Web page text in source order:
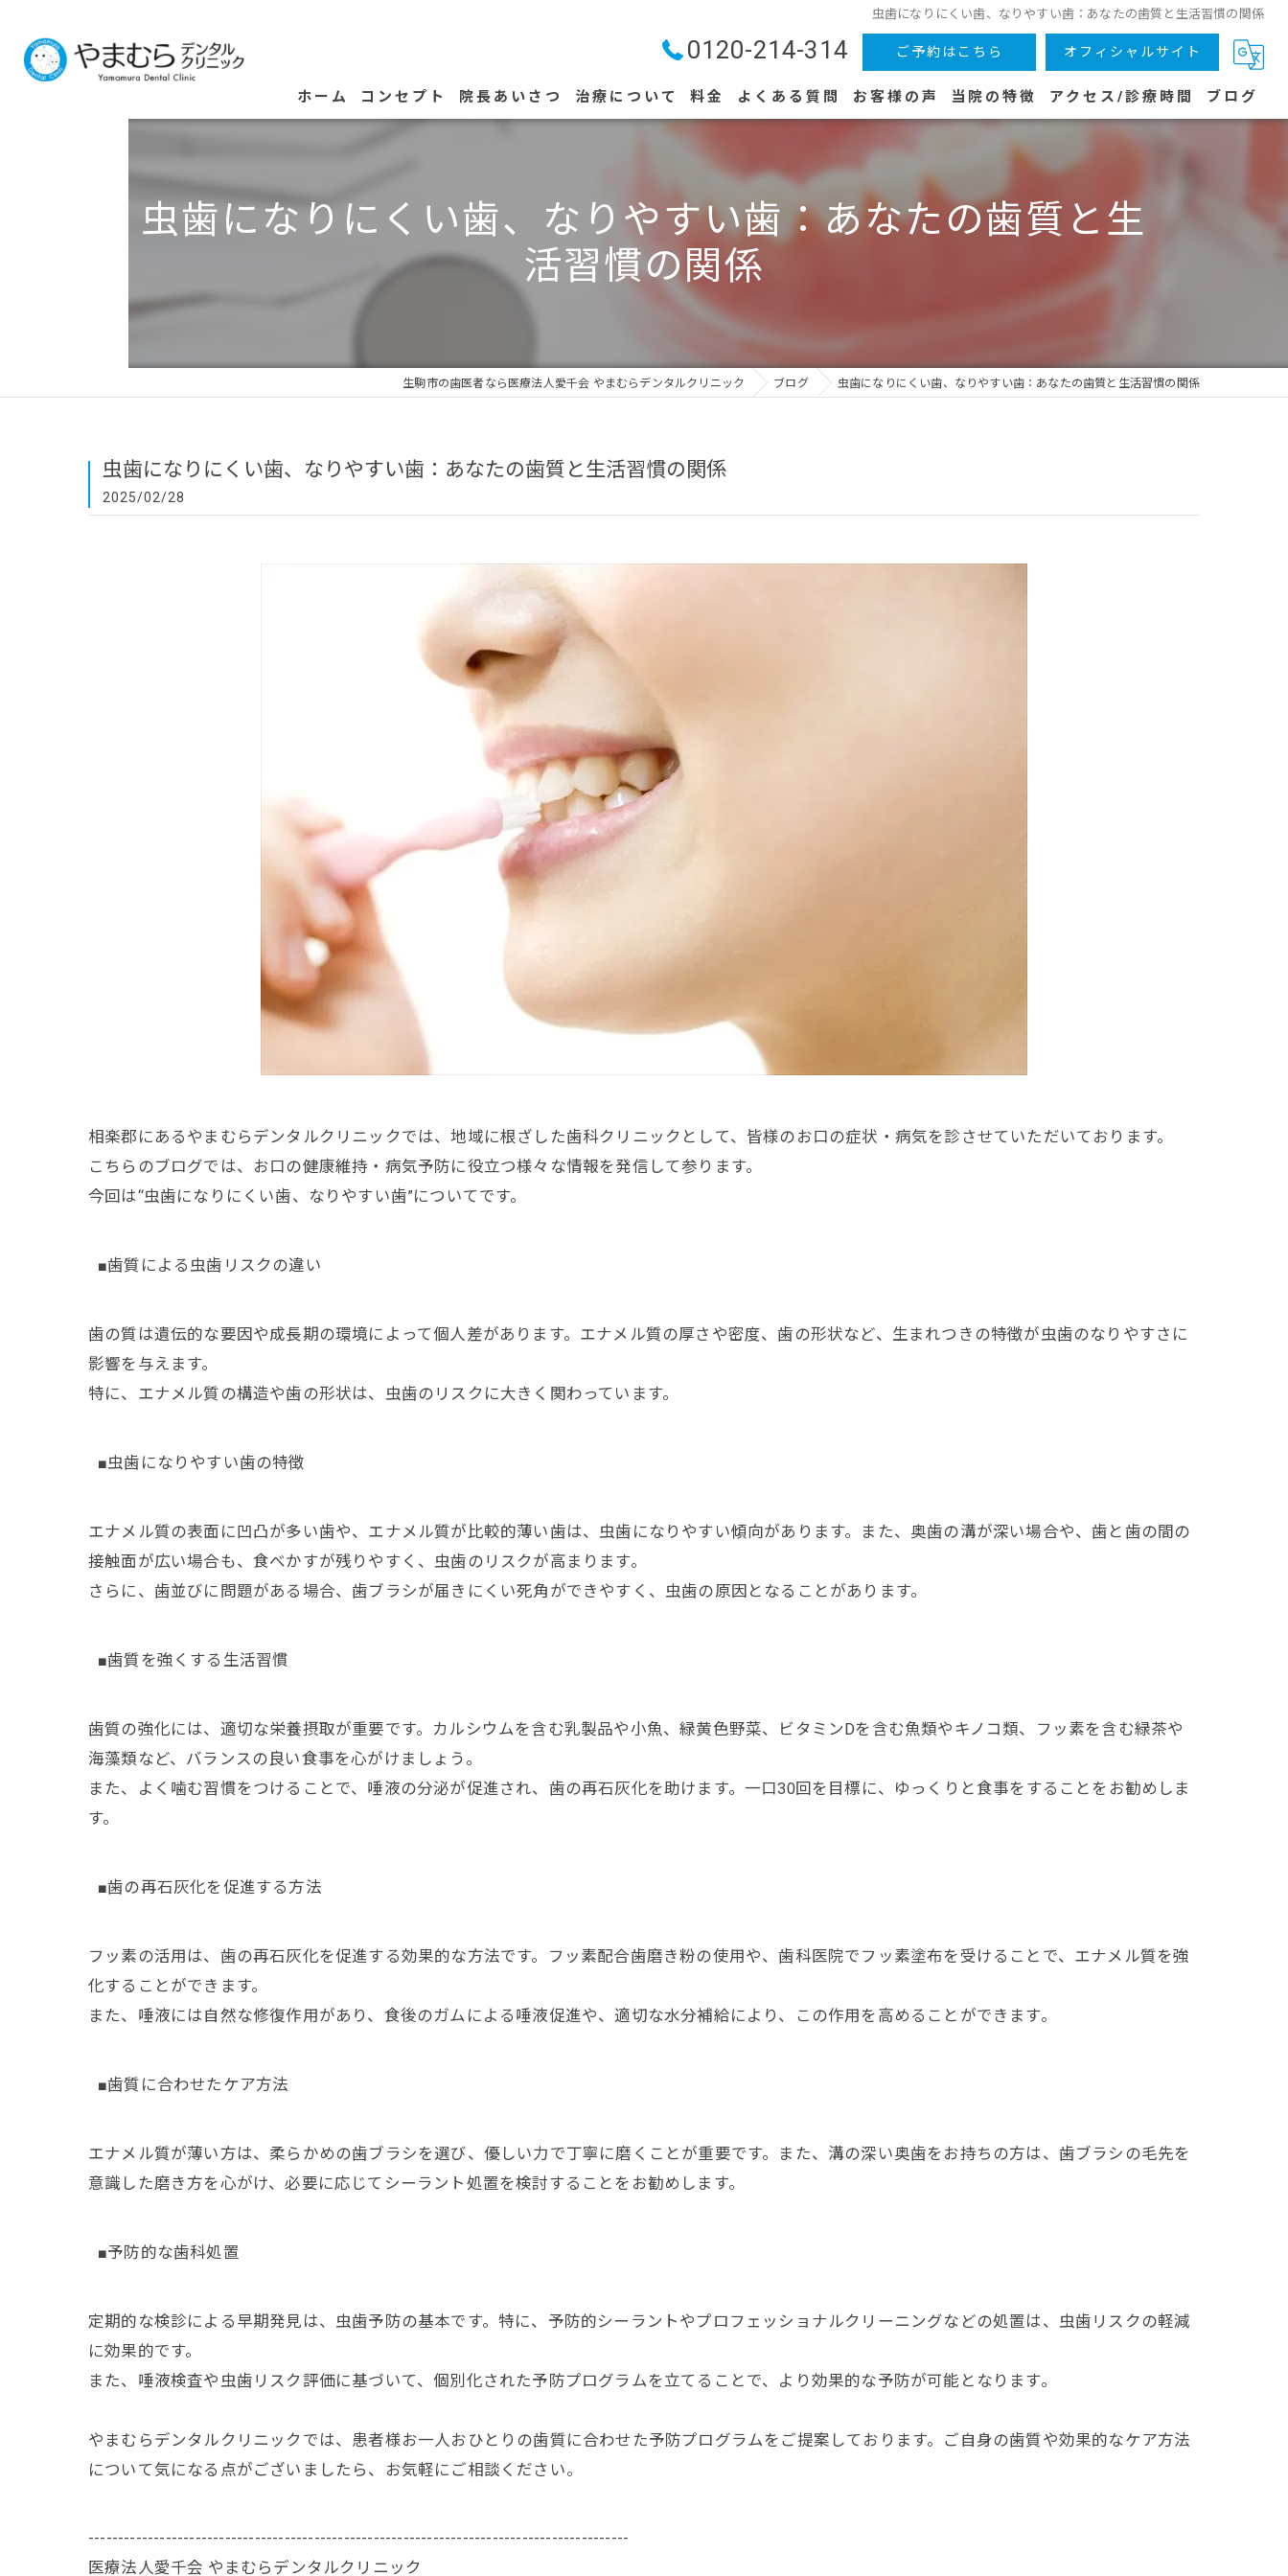
虫歯になりにくい歯、なりやすい歯：あなたの歯質と生活習慣の関係
0120-214-314 ご予約はこちら オフィシャルサイト
ホーム コンセプト 院長あいさつ 治療について 料金 よくある質問 お客様の声 当院の特徴
虫歯
アクセス/診療時間 ブログ
虫歯になりにくい歯、なりやすい歯：あなたの歯質と生
活習慣の関係
生駒市の歯医者なら医療法人愛千会 やまむらデンタルクリニック ブログ 虫歯になりにくい歯、なりやすい歯：あなたの歯質と生活習慣の関係
虫歯になりにくい歯、なりやすい歯：あなたの歯質と生活習慣の関係
2025/02/28
相楽郡にあるやまむらデンタルクリニックでは、地域に根ざした歯科クリニックとして、皆様のお口の症状・病気を診させていただいております。
こちらのブログでは、お口の健康維持・病気予防に役立つ様々な情報を発信して参ります。
今回は“虫歯になりにくい歯、なりやすい歯”についてです。
■歯質による虫歯リスクの違い
歯の質は遺伝的な要因や成長期の環境によって個人差があります。エナメル質の厚さや密度、歯の形状など、生まれつきの特徴が虫歯のなりやすさに
影響を与えます。
特に、エナメル質の構造や歯の形状は、虫歯のリスクに大きく関わっています。
■虫歯になりやすい歯の特徴
エナメル質の表面に凹凸が多い歯や、エナメル質が比較的薄い歯は、虫歯になりやすい傾向があります。また、奥歯の溝が深い場合や、歯と歯の間の
接触面が広い場合も、食べかすが残りやすく、虫歯のリスクが高まります。
さらに、歯並びに問題がある場合、歯ブラシが届きにくい死角ができやすく、虫歯の原因となることがあります。
■歯質を強くする生活習慣
歯質の強化には、適切な栄養摂取が重要です。カルシウムを含む乳製品や小魚、緑黄色野菜、ビタミンDを含む魚類やキノコ類、フッ素を含む緑茶や
海藻類など、バランスの良い食事を心がけましょう。
また、よく噛む習慣をつけることで、唾液の分泌が促進され、歯の再石灰化を助けます。一口30回を目標に、ゆっくりと食事をすることをお勧めしま
す。
■歯の再石灰化を促進する方法
フッ素の活用は、歯の再石灰化を促進する効果的な方法です。フッ素配合歯磨き粉の使用や、歯科医院でフッ素塗布を受けることで、エナメル質を強
化することができます。
また、唾液には自然な修復作用があり、食後のガムによる唾液促進や、適切な水分補給により、この作用を高めることができます。
■歯質に合わせたケア方法
エナメル質が薄い方は、柔らかめの歯ブラシを選び、優しい力で丁寧に磨くことが重要です。また、溝の深い奥歯をお持ちの方は、歯ブラシの毛先を
意識した磨き方を心がけ、必要に応じてシーラント処置を検討することをお勧めします。
■予防的な歯科処置
定期的な検診による早期発見は、虫歯予防の基本です。特に、予防的シーラントやプロフェッショナルクリーニングなどの処置は、虫歯リスクの軽減
に効果的です。
また、唾液検査や虫歯リスク評価に基づいて、個別化された予防プログラムを立てることで、より効果的な予防が可能となります。
やまむらデンタルクリニックでは、患者様お一人おひとりの歯質に合わせた予防プログラムをご提案しております。ご自身の歯質や効果的なケア方法
について気になる点がございましたら、お気軽にご相談ください。
-------------------------------------------------------------------------------------------
医療法人愛千会 やまむらデンタルクリニック